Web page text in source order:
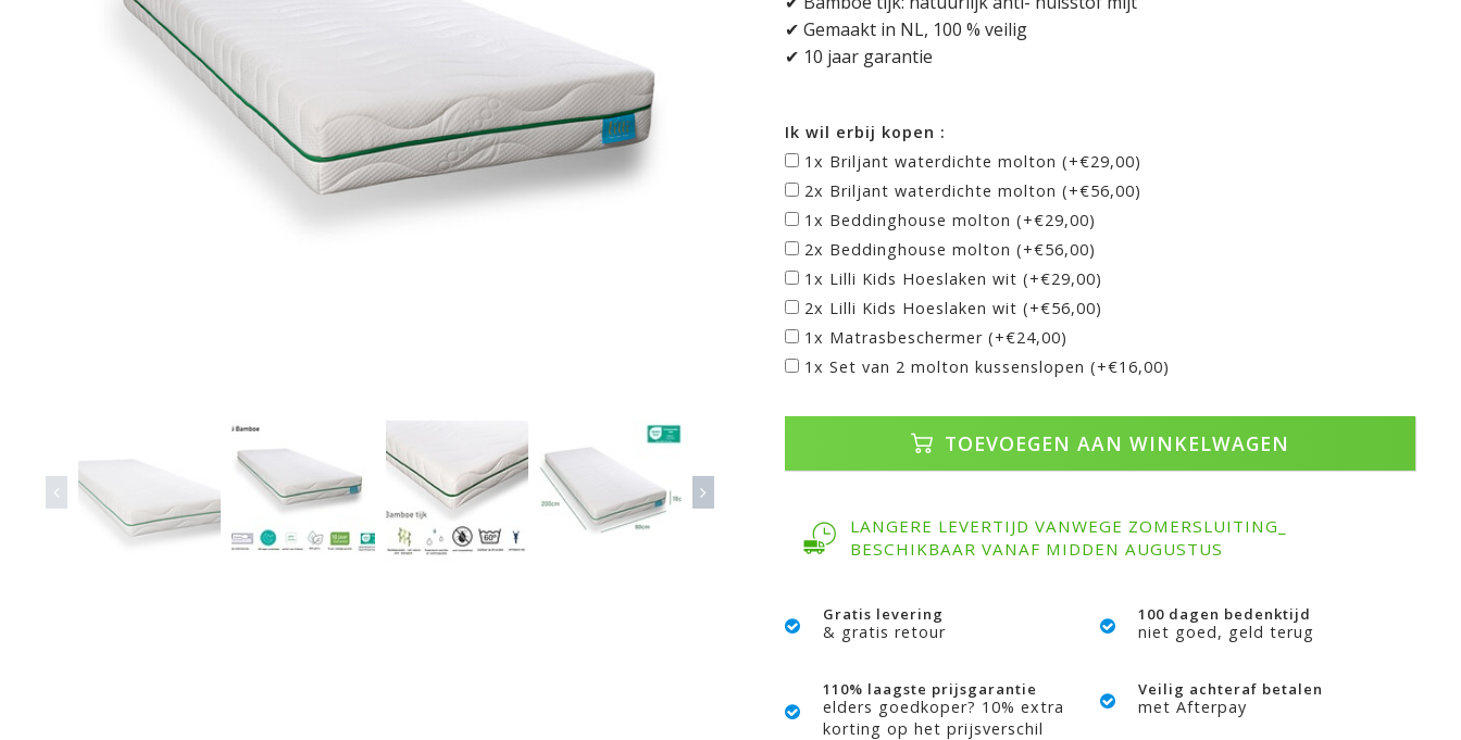
✔ Gemaakt in NL, 100 % veilig
✔ 10 jaar garantie
Ik wil erbij kopen :
1x Briljant waterdichte molton (+€29,00)
2x Briljant waterdichte molton (+€56,00)
1x Beddinghouse molton (+€29,00)
2x Beddinghouse molton (+€56,00)
1x Lilli Kids Hoeslaken wit (+€29,00)
2x Lilli Kids Hoeslaken wit (+€56,00)
1x Matrasbeschermer (+€24,00)
1x Set van 2 molton kussenslopen (+€16,00)
TOEVOEGEN AAN WINKELWAGEN
LANGERE LEVERTIJD VANWEGE ZOMERSLUITING_
BESCHIKBAAR VANAF MIDDEN AUGUSTUS
Gratis levering
& gratis retour
100 dagen bedenktijd
niet goed, geld terug
110% laagste prijsgarantie
elders goedkoper? 10% extra
korting op het prijsverschil
Veilig achteraf betalen
met Afterpay